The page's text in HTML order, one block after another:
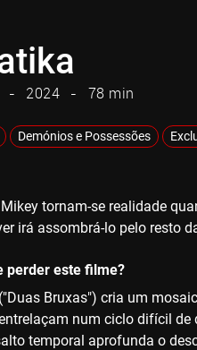
2024 78 min
Demónios e Possessões
tornam-se realidade
irá assombrá-lo pelo resto
perder este filme?
Bruxas") cria um
num ciclo difícil de
temporal aprofunda o